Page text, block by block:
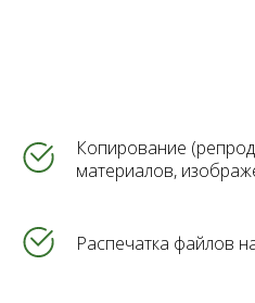
Копирование
материалов,
Распечатка файлов